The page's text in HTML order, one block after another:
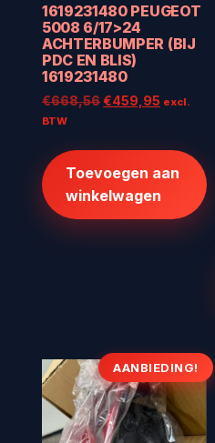
1619231480 PEUGEOT
5008 6/17>24
ACHTERBUMPER (BIJ
PDC EN BLIS)
1619231480
€668,56Oorspronkelijke
€459,95 Huidige
€459,95.
excl.
BTW
Toevoegen aan
winkelwagen
AANBIEDING!